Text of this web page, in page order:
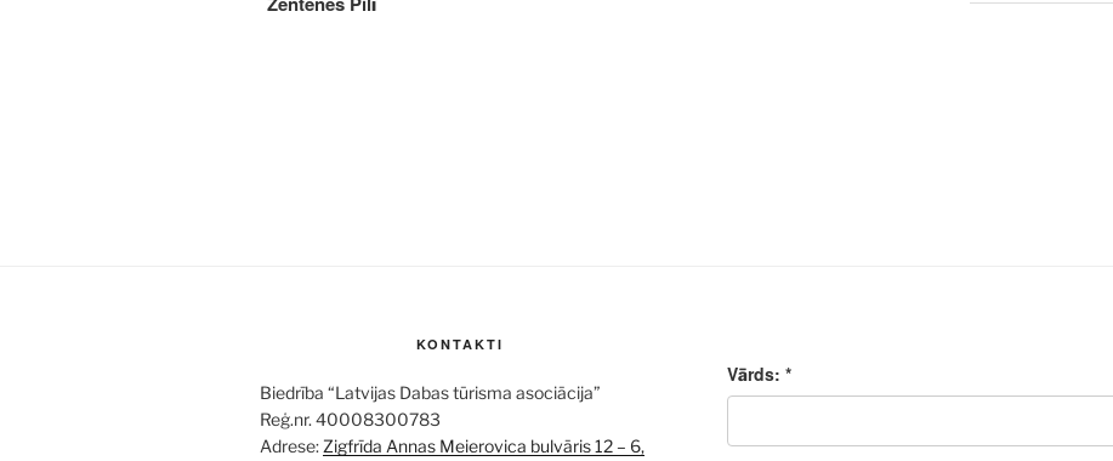
KONTAKTI
Biedrība “Latvijas Dabas tūrisma asociācija”
Reģ.nr. 40008300783
Adrese: Zigfrīda Annas Meierovica bulvāris 12 – 6,
Vārds: *